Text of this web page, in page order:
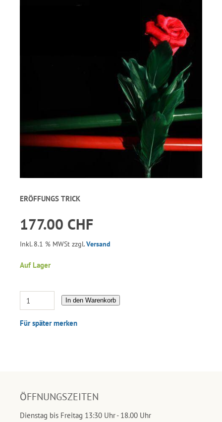
ERÖFFUNGS TRICK
177.00 CHF
Inkl. 8.1 % MWSt zzgl.Versand
Auf Lager
In den Warenkorb
Für später merken
ÖFFNUNGSZEITEN
Dienstag bis Freitag 13:30 Uhr - 18.00 Uhr